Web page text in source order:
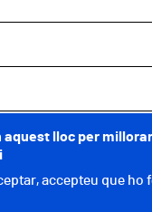
aquest lloc per
accepteu que ho